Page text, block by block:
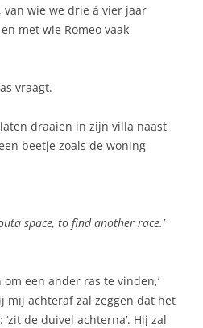
van wie we drie à vier jaar
met wie Romeo vaak
vraagt.
draaien in zijn villa naast
beetje zoals de woning
space, to find another race.’
een ander ras te vinden,’
mij achteraf zal zeggen dat het
‘zit de duivel achterna’. Hij zal